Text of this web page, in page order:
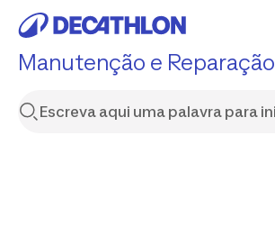
Manutenção e Reparação